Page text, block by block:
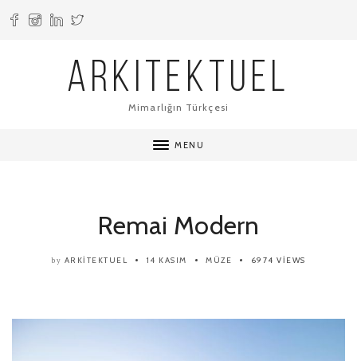
ARKITEKTUEL
Mimarlığın Türkçesi
MENU
Remai Modern
by ARKITEKTUEL 14 KASIM MÜZE 6974 VIEWS